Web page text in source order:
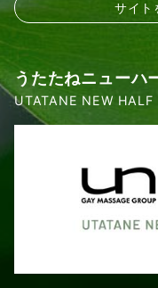
サイト
うたたねニューハ
UTATANE NEW